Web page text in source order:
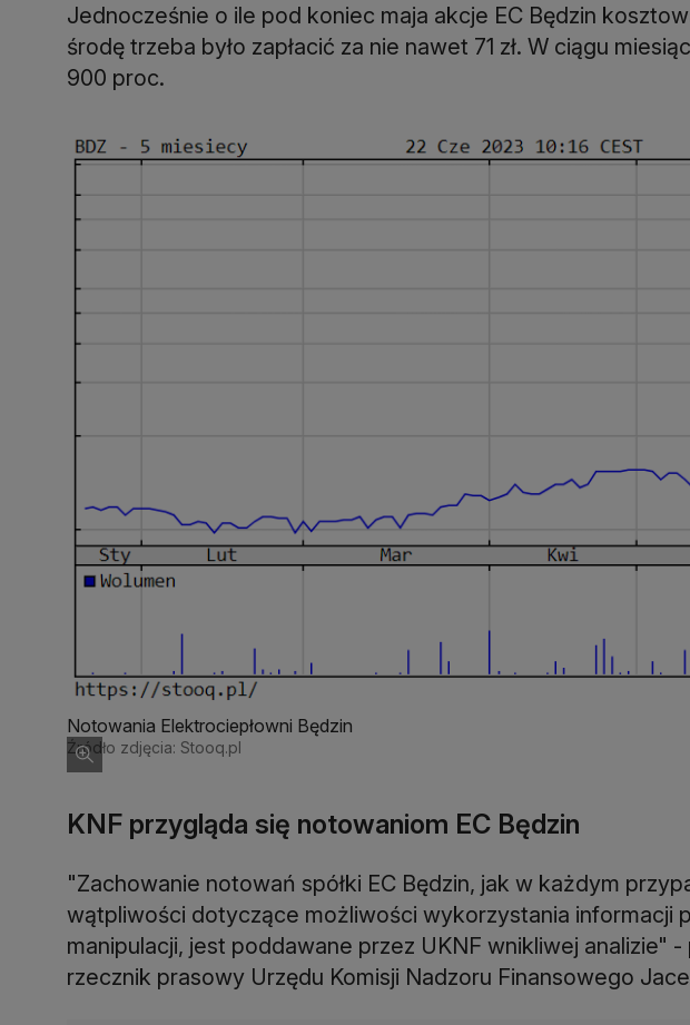
Jednocześnie o ile pod koniec maja akcje EC Będzin
środę trzeba było zapłacić za nie nawet 71 zł. W ciągu
900 proc.
Notowania Elektrociepłowni Będzin
Źródło zdjęcia: Stooq.pl
KNF przygląda się notowaniom EC Będzin
"Zachowanie notowań spółki EC Będzin, jak w każdym
wątpliwości dotyczące możliwości wykorzystania informacji
manipulacji, jest poddawane przez UKNF wnikliwej analizie"
rzecznik prasowy Urzędu Komisji Nadzoru Finansowego